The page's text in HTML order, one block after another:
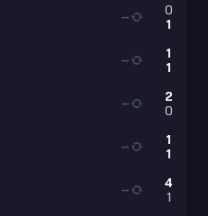
0
1
—
1
1
—
2
0
—
1
1
—
4
1
—